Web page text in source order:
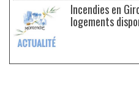
Incendies en
logements